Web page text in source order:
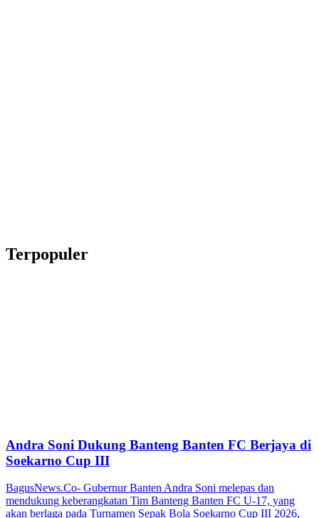
Terpopuler
Andra Soni Dukung Banteng Banten FC Berjaya di
Soekarno Cup III
BagusNews.Co- Gubernur Banten Andra Soni melepas dan
mendukung keberangkatan Tim Banteng Banten FC U-17, yang
akan berlaga pada Turnamen Sepak Bola Soekarno Cup III 2026,